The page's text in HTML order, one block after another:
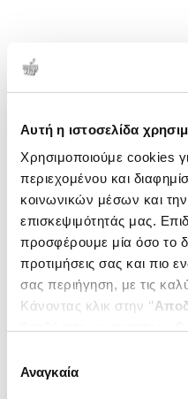
Αυτή η ιστοσελίδα
Χρησιμοποιούμε cookies
περιεχομένου και
κοινωνικών μέσων και
επισκεψιμότητάς μας.
προσφέρουμε μία όσο το
προτιμήσεις σας και πιο
σας περιήγηση, με τις
Κάνοντας κλικ στην ‘’
ενδιαφέρουν και να
συγκατάθεσης
Αναγκαία